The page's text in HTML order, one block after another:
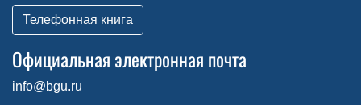
Телефонная книга
Официальная электронная почта
info@bgu.ru